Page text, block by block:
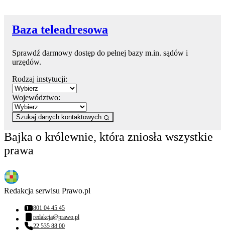
Baza teleadresowa
Sprawdź darmowy dostęp do pełnej bazy m.in. sądów i
urzędów.
Rodzaj instytucji:
Województwo:
Szukaj danych kontaktowych
Bajka o królewnie, która zniosła wszystkie
prawa
Redakcja serwisu Prawo.pl
Numer telefonu:
801 04 45 45
Adres email:
redakcja@prawo.pl
Numer telefonu:
22 535 88 00